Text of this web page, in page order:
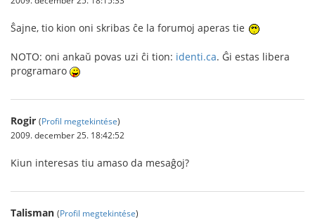
Ŝajne, tio kion oni skribas ĉe la forumoj aperas tie
NOTO: oni ankaŭ povas uzi ĉi tion: identi.ca. Ĝi estas libera
programaro
Rogir (Profil megtekintése)
2009. december 25. 18:42:52
Kiun interesas tiu amaso da mesaĝoj?
Talisman (Profil megtekintése)